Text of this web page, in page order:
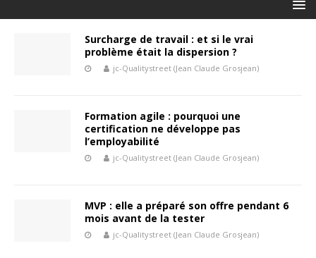
Surcharge de travail : et si le vrai
problème était la dispersion ?
jc-Qualitystreet (Jean Claude Grosjean)
Formation agile : pourquoi une
certification ne développe pas
l’employabilité
jc-Qualitystreet (Jean Claude Grosjean)
MVP : elle a préparé son offre pendant 6
mois avant de la tester
jc-Qualitystreet (Jean Claude Grosjean)